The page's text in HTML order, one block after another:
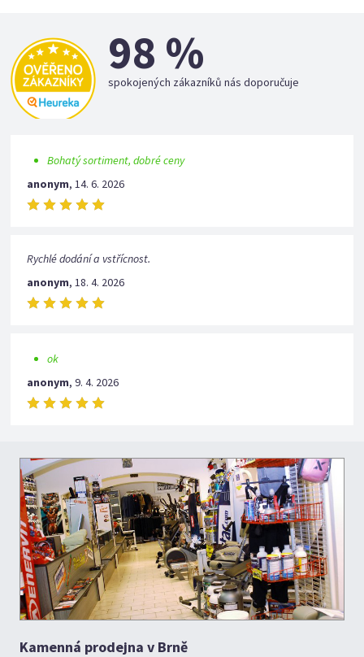
98 %
spokojených zákazníků nás doporučuje
Bohatý sortiment, dobré ceny
anonym,14. 6. 2026
Rychlé dodání a vstřícnost.
anonym,18. 4. 2026
ok
anonym,9. 4. 2026
Kamenná prodejna v Brně